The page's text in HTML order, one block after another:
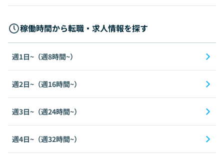
稼働時間から転職・求人情報を探す
週1日~（週8時間~）
週2日~（週16時間~）
週3日~（週24時間~）
週4日~（週32時間~）